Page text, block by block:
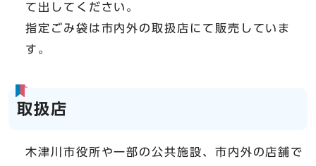
て出してください。
指定ごみ袋は市内外の取扱店にて販売していま
す。
取扱店
木津川市役所や一部の公共施設、市内外の店舗で